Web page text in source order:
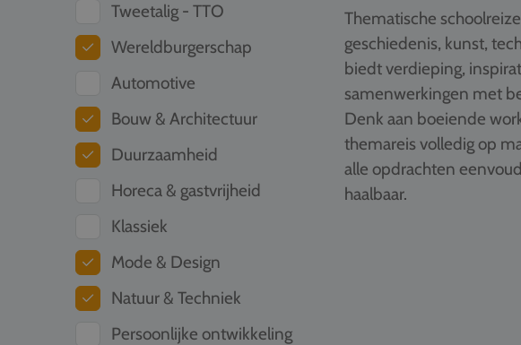
Tweetalig - TTO
Wereldburgerschap
Automotive
Bouw & Architectuur
Duurzaamheid
Horeca & gastvrijheid
Klassiek
Mode & Design
Natuur & Techniek
Persoonlijke ontwikkeling
Thematische
geschiedenis, kunst,
biedt verdieping,
samenwerkingen met
Denk aan boeiende
themareis volledig op
alle opdrachten
haalbaar.